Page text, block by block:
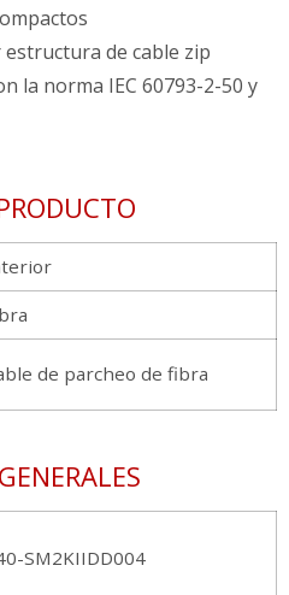
de cable zip
la norma IEC 60793-2-50 y
de parcheo de fibra
SM2KIIDD004